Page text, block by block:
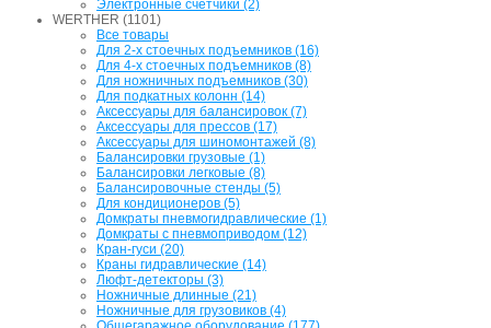
Электронные счетчики (2)
WERTHER (1101)
Все товары
Для 2-х стоечных подъемников (16)
Для 4-х стоечных подъемников (8)
Для ножничных подъемников (30)
Для подкатных колонн (14)
Аксессуары для балансировок (7)
Аксессуары для прессов (17)
Аксессуары для шиномонтажей (8)
Балансировки грузовые (1)
Балансировки легковые (8)
Балансировочные стенды (5)
Для кондиционеров (5)
Домкраты пневмогидравлические (1)
Домкраты с пневмоприводом (12)
Кран-гуси (20)
Краны гидравлические (14)
Люфт-детекторы (3)
Ножничные длинные (21)
Ножничные для грузовиков (4)